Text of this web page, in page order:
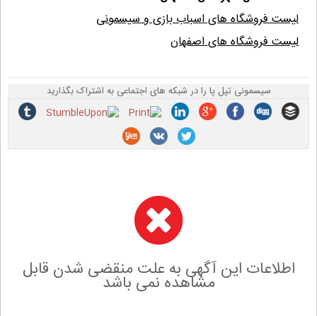
لیست فروشگاه های اسباب بازی و سیسمونی
لیست فروشگاه های اصفهان
سیسمونی تپل پا را در شبکه های اجتماعی به اشتراک بگذارید
اطلاعات این آگهی به علت منقضی شدن قابل
مشاهده نمی باشد